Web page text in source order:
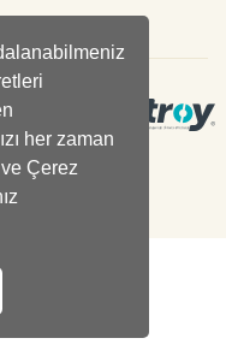
her zaman
Çerez